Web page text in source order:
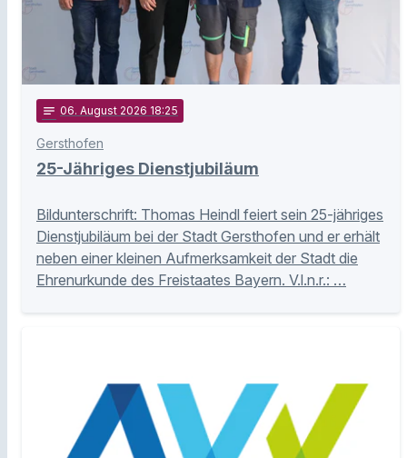
notes 06. August 2026 18:25
Gersthofen
25-Jähriges Dienstjubiläum
Bildunterschrift: Thomas Heindl feiert sein 25-jähriges
Dienstjubiläum bei der Stadt Gersthofen und er erhält
neben einer kleinen Aufmerksamkeit der Stadt die
Ehrenurkunde des Freistaates Bayern. V.l.n.r.: …